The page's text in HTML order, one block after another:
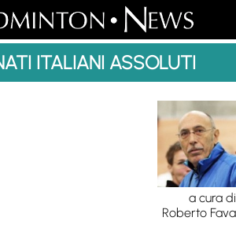
ITALIANI ASSOLUTI
a cura di
Roberto Fava